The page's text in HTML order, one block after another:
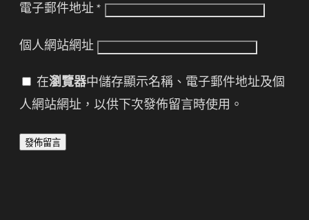
電子郵件地址 *
個人網站網址
在瀏覽器中儲存顯示名稱、電子郵件地址及個
人網站網址，以供下次發佈留言時使用。